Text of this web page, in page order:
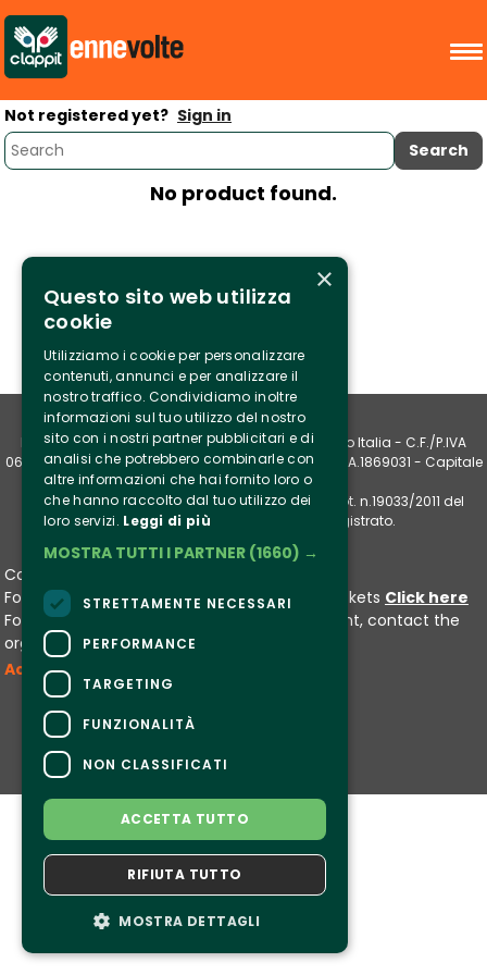
Not registered yet? Sign in
No product found.
ENNEVOLTE srl Corso San Gottardo, 22 20136 Milano Italia - C.F./P.IVA
06092650966 - Codice Destinatario: T9K4ZHO - R.E.A.1869031 - Capitale
sociale € 50.000 i.v.
ENNEVIAGGI Agenzia Viaggi e Turismo Aut. Dir. prot. n.19033/2011 del
04/02/2011. Ennevolte è un marchio registrato.
Contacts
For information and support in purchasing tickets Click here
For information on the program and the event, contact the
organizer
Accessibility statement
×
Questo sito web utilizza
cookie
Utilizziamo i cookie per personalizzare
contenuti, annunci e per analizzare il
nostro traffico. Condividiamo inoltre
informazioni sul tuo utilizzo del nostro
sito con i nostri partner pubblicitari e di
analisi che potrebbero combinarle con
altre informazioni che hai fornito loro o
che hanno raccolto dal tuo utilizzo dei
loro servizi. Leggi di più
MOSTRA TUTTI I PARTNER (1660) →
STRETTAMENTE NECESSARI
PERFORMANCE
TARGETING
FUNZIONALITÀ
NON CLASSIFICATI
ACCETTA TUTTO
RIFIUTA TUTTO
MOSTRA DETTAGLI